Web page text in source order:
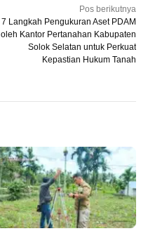
Pos berikutnya
7 Langkah Pengukuran Aset PDAM
oleh Kantor Pertanahan Kabupaten
Solok Selatan untuk Perkuat
Kepastian Hukum Tanah